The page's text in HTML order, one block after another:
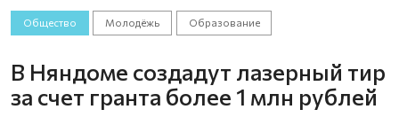
Общество Молодёжь Образование
В Няндоме создадут лазерный тир
за счет гранта более 1 млн рублей